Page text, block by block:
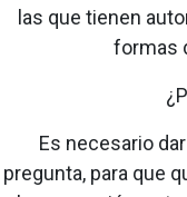
las que tienen
formas
Es necesario
pregunta, para que